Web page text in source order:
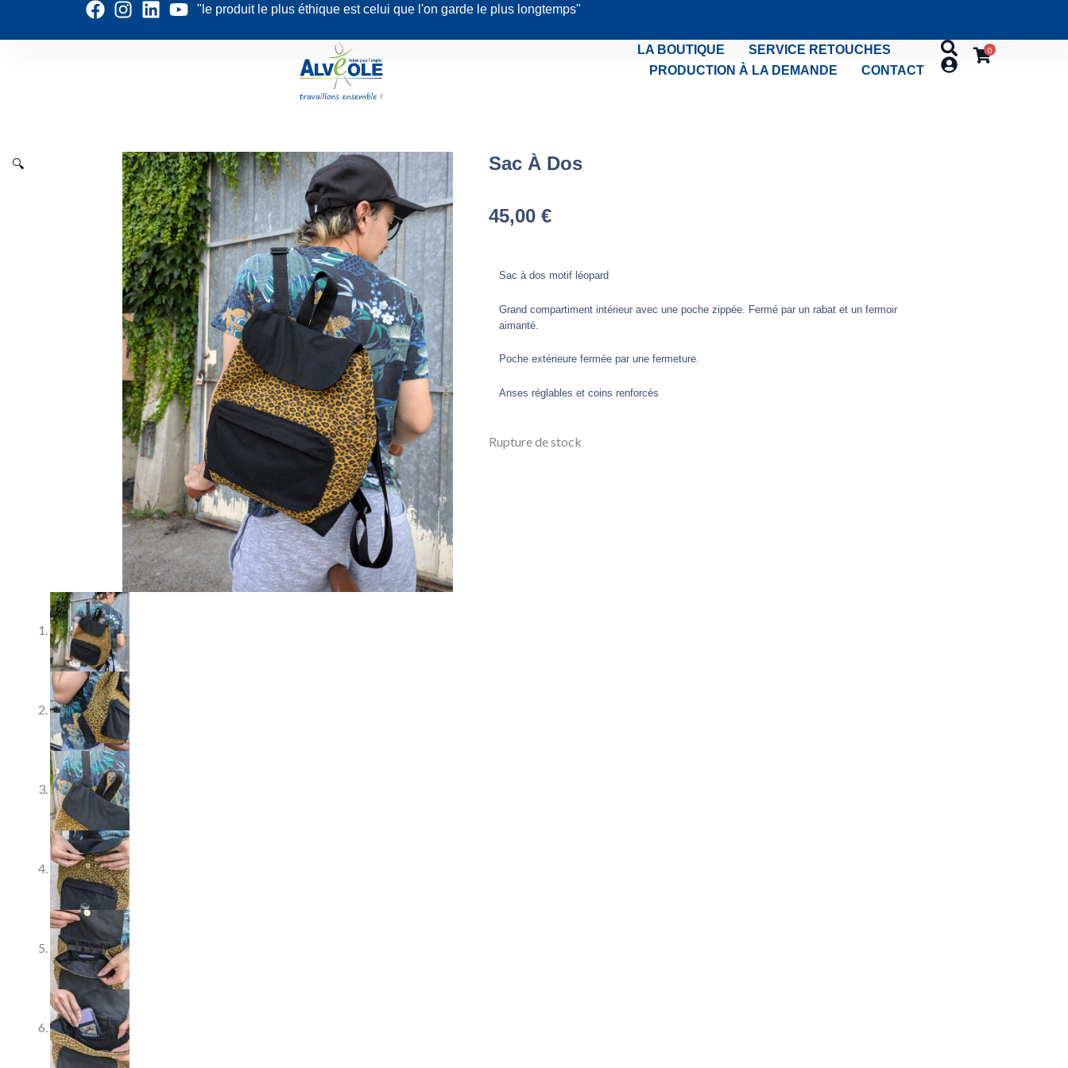
"le produit le plus éthique est celui que l'on garde le plus longtemps"
LA BOUTIQUE
SERVICE RETOUCHES
PRODUCTION À LA DEMANDE
CONTACT
0
🔍 Sac À Dos
45,00 €
Sac à dos motif léopard
Grand compartiment intérieur avec une poche zippée. Fermé par un rabat et un fermoir
aimanté.
Poche extérieure fermée par une fermeture.
Anses réglables et coins renforcés
Rupture de stock